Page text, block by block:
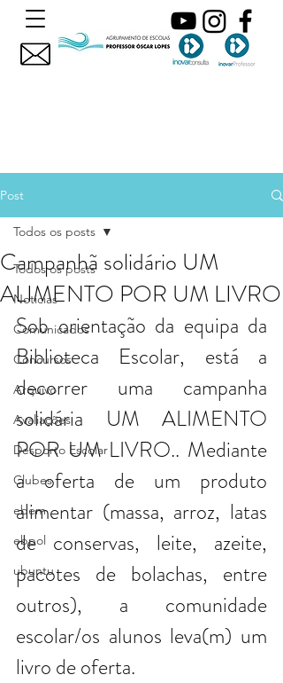
Post
Todos os posts
Noticias
Comunicados
Concursos
Arquivo
Avaliações
Desporto Escolar
Clubes
ebem
ebpol
ubuntu
Todos os posts
Campanhã solidário UM
ALIMENTO POR UM LIVRO
Sob orientação da equipa da
Biblioteca Escolar, está a
decorrer uma campanha
solidária UM ALIMENTO
POR UM LIVRO.. Mediante
a oferta de um produto
alimentar (massa, arroz, latas
de conservas, leite, azeite,
pacotes de bolachas, entre
outros), a comunidade
escolar/os alunos leva(m) um
livro de oferta.